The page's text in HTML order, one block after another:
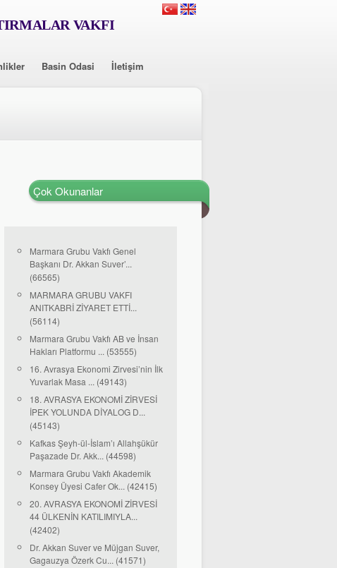
VAKFI
Basin Odasi İletişim
Çok Okunanlar
Marmara Grubu Vakfı Genel
Başkanı Dr. Akkan Suver’...
(66565)
MARMARA GRUBU VAKFI
ANITKABRİ ZİYARET ETTİ...
(56114)
Marmara Grubu Vakfı AB ve İnsan
Hakları Platformu ... (53555)
16. Avrasya Ekonomi Zirvesi’nin İlk
Yuvarlak Masa ... (49143)
18. AVRASYA EKONOMİ ZİRVESİ
İPEK YOLUNDA DİYALOG D...
(45143)
Kafkas Şeyh-ül-İslam’ı Allahşükür
Paşazade Dr. Akk... (44598)
Marmara Grubu Vakfı Akademik
Konsey Üyesi Cafer Ok... (42415)
20. AVRASYA EKONOMİ ZİRVESİ
44 ÜLKENİN KATILIMIYLA...
(42402)
Dr. Akkan Suver ve Müjgan Suver,
Gagauzya Özerk Cu... (41571)